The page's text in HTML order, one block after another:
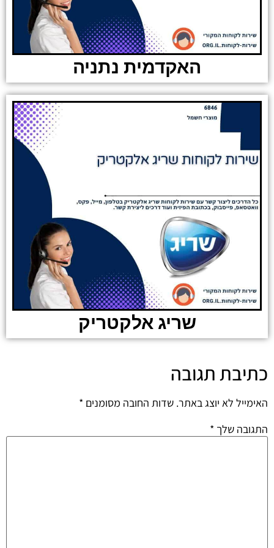
האקדמית נתניה
שריג אלקטריק
כתיבת תגובה
האימייל לא יוצג באתר. שדות החובה מסומנים *
התגובה שלך *